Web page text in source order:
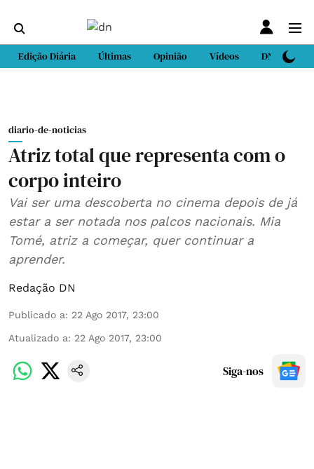
Edição Diária Últimas Opinião Vídeos DN Sport
diario-de-noticias
Atriz total que representa com o
corpo inteiro
Vai ser uma descoberta no cinema depois de já
estar a ser notada nos palcos nacionais. Mia
Tomé, atriz a começar, quer continuar a
aprender.
Redação DN
Publicado a: 22 Ago 2017, 23:00
Atualizado a: 22 Ago 2017, 23:00
Siga-nos